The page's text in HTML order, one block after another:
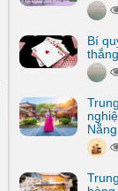
Bí
Nẵng